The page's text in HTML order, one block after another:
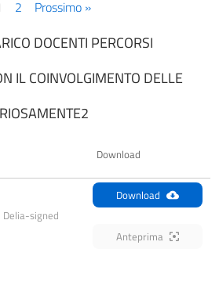
2 Prossimo »
DOCENTI PERCORSI
IL COINVOLGIMENTO DELLE
Download
signed
Download
Anteprima